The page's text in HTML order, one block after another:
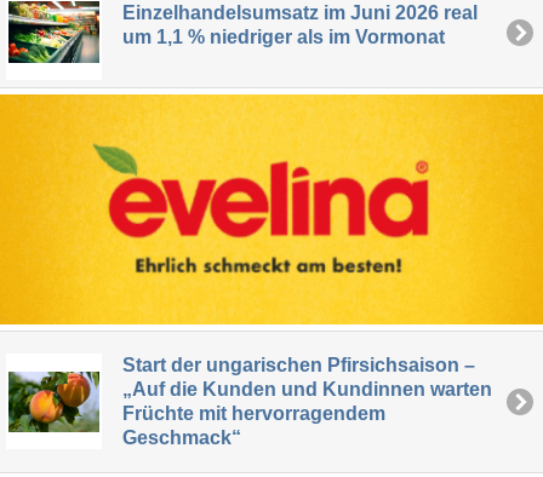
Einzelhandelsumsatz im Juni 2026 real
um 1,1 % niedriger als im Vormonat
Start der ungarischen Pfirsichsaison –
„Auf die Kunden und Kundinnen warten
Früchte mit hervorragendem
Geschmack“